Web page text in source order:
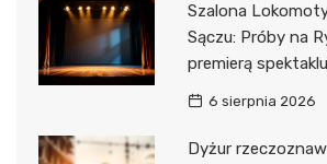
Szalona
Sączu: Próby na
premierą
6 sierpnia 2026
Dyżur